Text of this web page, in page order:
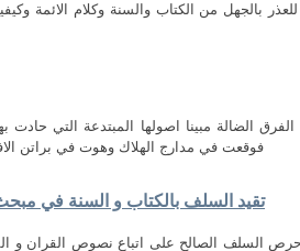
بالجهل من الكتاب والسنة وكلام الائمة
الضالة مبينا اصولها المبتدعة التي حادت
فوقعت في مدارج الهلاك وهوت في براتن
تقيد السلف بالكتاب و السنة في
السلف الصالح على اتباع نصوص القران و